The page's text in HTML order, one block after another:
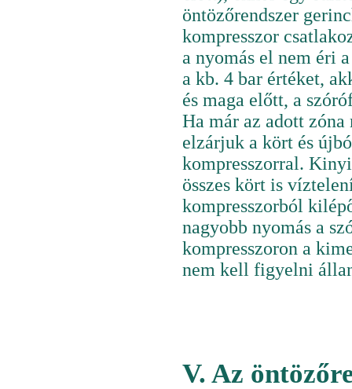
öntözőrendszer
kompresszor
a nyomás el nem éri
a kb. 4 bar értéket,
és maga előtt, a
Ha már az adott
elzárjuk a kört és
kompresszorral.
összes kört is
kompresszorból
nagyobb nyomás a
kompresszoron a
nem kell figyelni
V. Az